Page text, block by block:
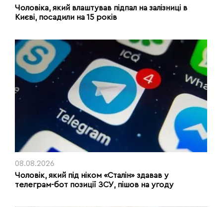
Чоловіка, який влаштував підпал на залізниці в
Києві, посадили на 15 років
08.08.2026
Чоловік, який під ніком «Сталін» здавав у
телеграм-бот позиції ЗСУ, пішов на угоду